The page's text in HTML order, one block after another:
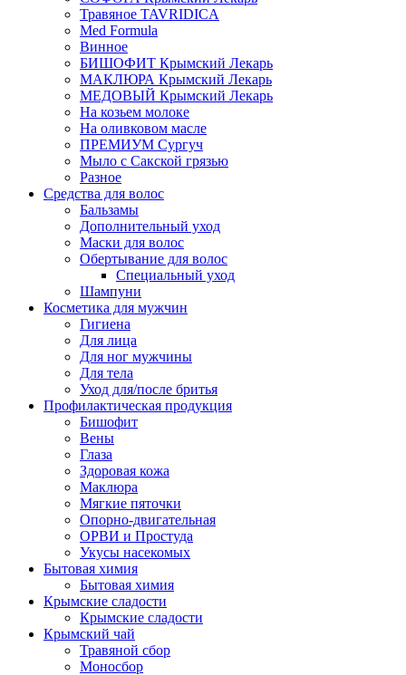
Травяное TAVRIDICA
Med Formula
Винное
БИШОФИТ Крымский Лекарь
МАКЛЮРА Крымский Лекарь
МЕДОВЫЙ Крымский Лекарь
На козьем молоке
На оливковом масле
ПРЕМИУМ Сургуч
Мыло с Сакской грязью
Разное
Средства для волос
Бальзамы
Дополнительный уход
Маски для волос
Обертывание для волос
Специальный уход
Шампуни
Косметика для мужчин
Гигиена
Для лица
Для ног мужчины
Для тела
Уход для/после бритья
Профилактическая продукция
Бишофит
Вены
Глаза
Здоровая кожа
Маклюра
Мягкие пяточки
Опорно-двигательная
ОРВИ и Простуда
Укусы насекомых
Бытовая химия
Бытовая химия
Крымские сладости
Крымские сладости
Крымский чай
Травяной сбор
Моносбор